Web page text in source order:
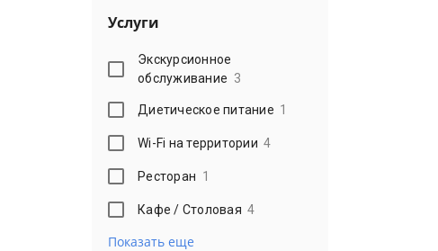
Услуги
Экскурсионное
обслуживание 3
Диетическое питание 1
Wi-Fi на территории 4
Ресторан 1
Кафе / Столовая 4
Показать еще